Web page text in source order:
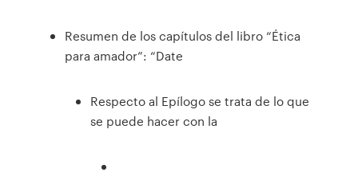
Resumen de los capítulos del libro “Ética
para amador”: “Date
Respecto al Epílogo se trata de lo que
se puede hacer con la